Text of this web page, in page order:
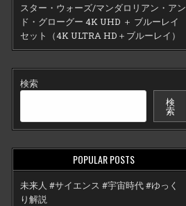
スター・ウォーズ/マンダロリアン・アン
ド・グローグー 4K UHD ＋ ブルーレイ
セット（4K ULTRA HD＋ブルーレイ）
検索
検
索
POPULAR POSTS
未来人 #サイエンス #宇宙時代 #ゆっく
り解説